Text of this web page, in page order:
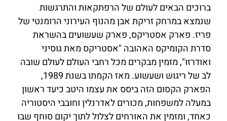
ברוכים הבאים לעולם של הרפתקאות והתרגשות
שנמצא במרחק זריקת אבן מהנוף העירוני הרומנטי של
פריז. פארק אסטריקס, פארק שעשועים בהשראת
סדרת הקומיקס האהובה "אסטריקס מאת גוסיני
ואודרזו", מזמין מבקרים מכל רחבי העולם לעולם שובה
לב של ריגוש ושעשוע. מאז הקמתו בשנת 1989,
הפארק הקסום הזה ביסס את עצמו היטב כיעד ראשון
במעלה למשפחות, מכורים לאדרנלין וחובבי היסטוריה
כאחד, ומזמין את האורחים לצלול לתוך יקום סוחף שבו